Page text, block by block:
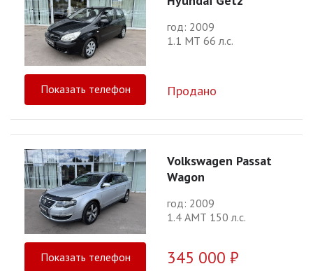
год: 2009
1.1 МТ 66 л.с.
Показать телефон Продано
Volkswagen Passat
Wagon
год: 2009
1.4 АМТ 150 л.с.
Показать телефон 345 000 ₽